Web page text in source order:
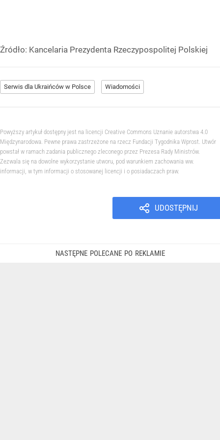
Źródło: Kancelaria Prezydenta Rzeczypospolitej Polskiej
Serwis dla Ukraińców w Polsce Wiadomości
Powyższy artykuł dostępny jest na licencji Creative Commons Uznanie autorstwa 4.0
Międzynarodowa. Pewne prawa zastrzeżone na rzecz Fundacji Tygodnika Wprost. Utwór
powstał w ramach zadania publicznego zleconego przez Prezesa Rady Ministrów.
Zezwala się na dowolne wykorzystanie utworu, pod warunkiem zachowania ww.
informacji, w tym informacji o stosowanej licencji i o posiadaczach praw.
UDOSTĘPNIJ